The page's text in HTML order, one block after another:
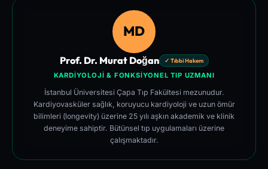
MD
Prof. Dr. Murat Doğan ✓ Tıbbi Hakem
KARDIYOLOJI & FONKSIYONEL TIP UZMANI
İstanbul Üniversitesi Çapa Tıp Fakültesi mezunudur.
Kardiyovasküler sağlık, koruyucu kardiyoloji ve uzun ömür
bilimleri (longevity) üzerine 25 yılı aşkın akademik ve klinik
deneyime sahiptir. Bütünsel tıp uygulamaları üzerine
çalışmaktadır.